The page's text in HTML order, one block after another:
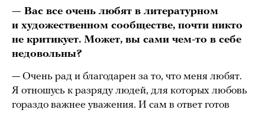
— Вас все очень любят в литературном
и художественном сообществе, почти никто
не критикует. Может, вы сами чем-то в себе
недовольны?
— Очень рад и благодарен за то, что меня любят.
Я отношусь к разряду людей, для которых любовь
гораздо важнее уважения. И сам в ответ готов